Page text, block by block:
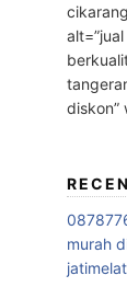
diskon”
murah